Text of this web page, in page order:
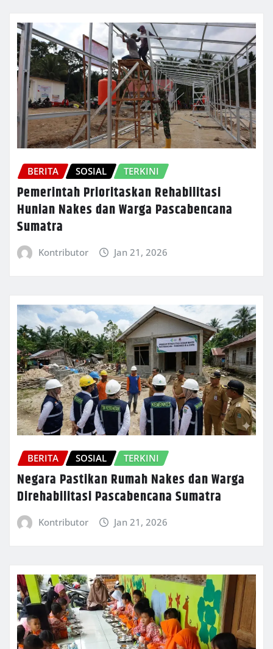
BERITA SOSIAL TERKINI
Pemerintah Prioritaskan Rehabilitasi
Hunian Nakes dan Warga Pascabencana
Sumatra
Kontributor Jan 21, 2026
BERITA SOSIAL TERKINI
Negara Pastikan Rumah Nakes dan Warga
Direhabilitasi Pascabencana Sumatra
Kontributor Jan 21, 2026